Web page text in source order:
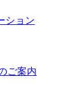
ション
ご案内